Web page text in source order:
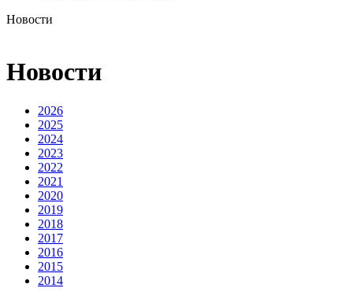
Новости
Новости
2026
2025
2024
2023
2022
2021
2020
2019
2018
2017
2016
2015
2014